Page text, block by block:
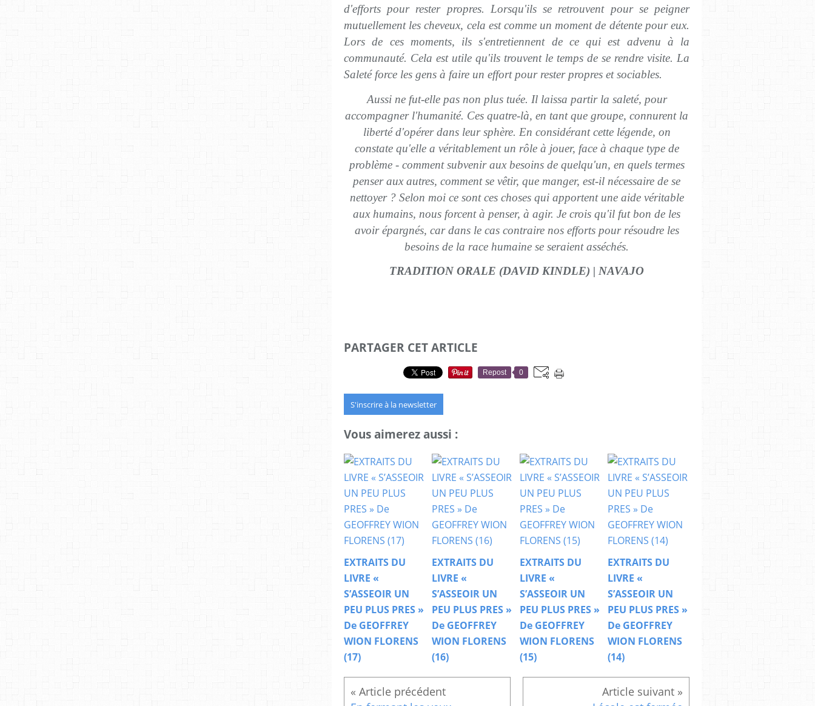
d'efforts pour rester propres. Lorsqu'ils se retrouvent pour se peigner
mutuellement les cheveux, cela est comme un moment de détente pour eux.
Lors de ces moments, ils s'entretiennent de ce qui est advenu à la
communauté. Cela est utile qu'ils trouvent le temps de se rendre visite. La
Saleté force les gens à faire un effort pour rester propres et sociables.
Aussi ne fut-elle pas non plus tuée. Il laissa partir la saleté, pour
accompagner l'humanité. Ces quatre-là, en tant que groupe, connurent la
liberté d'opérer dans leur sphère. En considérant cette légende, on
constate qu'elle a véritablement un rôle à jouer, face à chaque type de
problème - comment subvenir aux besoins de quelqu'un, en quels termes
penser aux autres, comment se vêtir, que manger, est-il nécessaire de se
nettoyer ? Selon moi ce sont ces choses qui apportent une aide véritable
aux humains, nous forcent à penser, à agir. Je crois qu'il fut bon de les
avoir épargnés, car dans le cas contraire nos efforts pour résoudre les
besoins de la race humaine se seraient asséchés.
TRADITION ORALE (DAVID KINDLE) | NAVAJO
PARTAGER CET ARTICLE
Repost 0
S'inscrire à la newsletter
Vous aimerez aussi :
EXTRAITS DU
LIVRE «
S’ASSEOIR UN
PEU PLUS PRES »
De GEOFFREY
WION FLORENS
(17)
EXTRAITS DU
LIVRE «
S’ASSEOIR UN
PEU PLUS PRES »
De GEOFFREY
WION FLORENS
(16)
EXTRAITS DU
LIVRE «
S’ASSEOIR UN
PEU PLUS PRES »
De GEOFFREY
WION FLORENS
(15)
EXTRAITS DU
LIVRE «
S’ASSEOIR UN
PEU PLUS PRES »
De GEOFFREY
WION FLORENS
(14)